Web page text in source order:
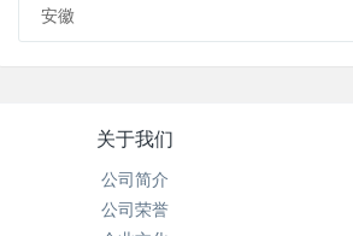
安徽
关于我们
公司简介
公司荣誉